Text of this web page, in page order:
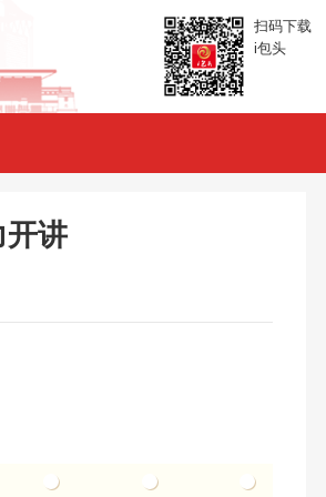
扫码下载
i包头
开讲